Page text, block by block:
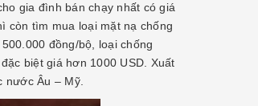
gia đình bán chạy nhất có giá
còn tìm mua loại mặt nạ chống
đồng/bộ, loại chống
biệt giá hơn 1000 USD. Xuất
nước Âu – Mỹ.